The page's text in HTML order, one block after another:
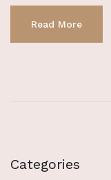
Read More
Categories